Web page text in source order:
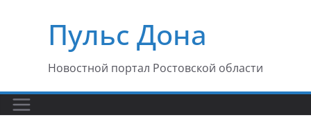
содержимомуПульс Дона
Новостной портал Ростовской области